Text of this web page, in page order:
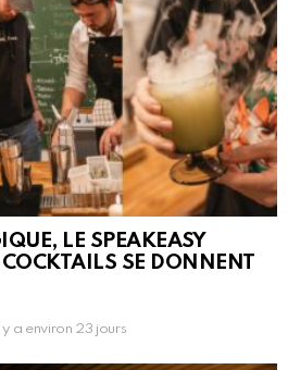
LE SPEAKEASY
SE DONNENT
y a environ 23 jours